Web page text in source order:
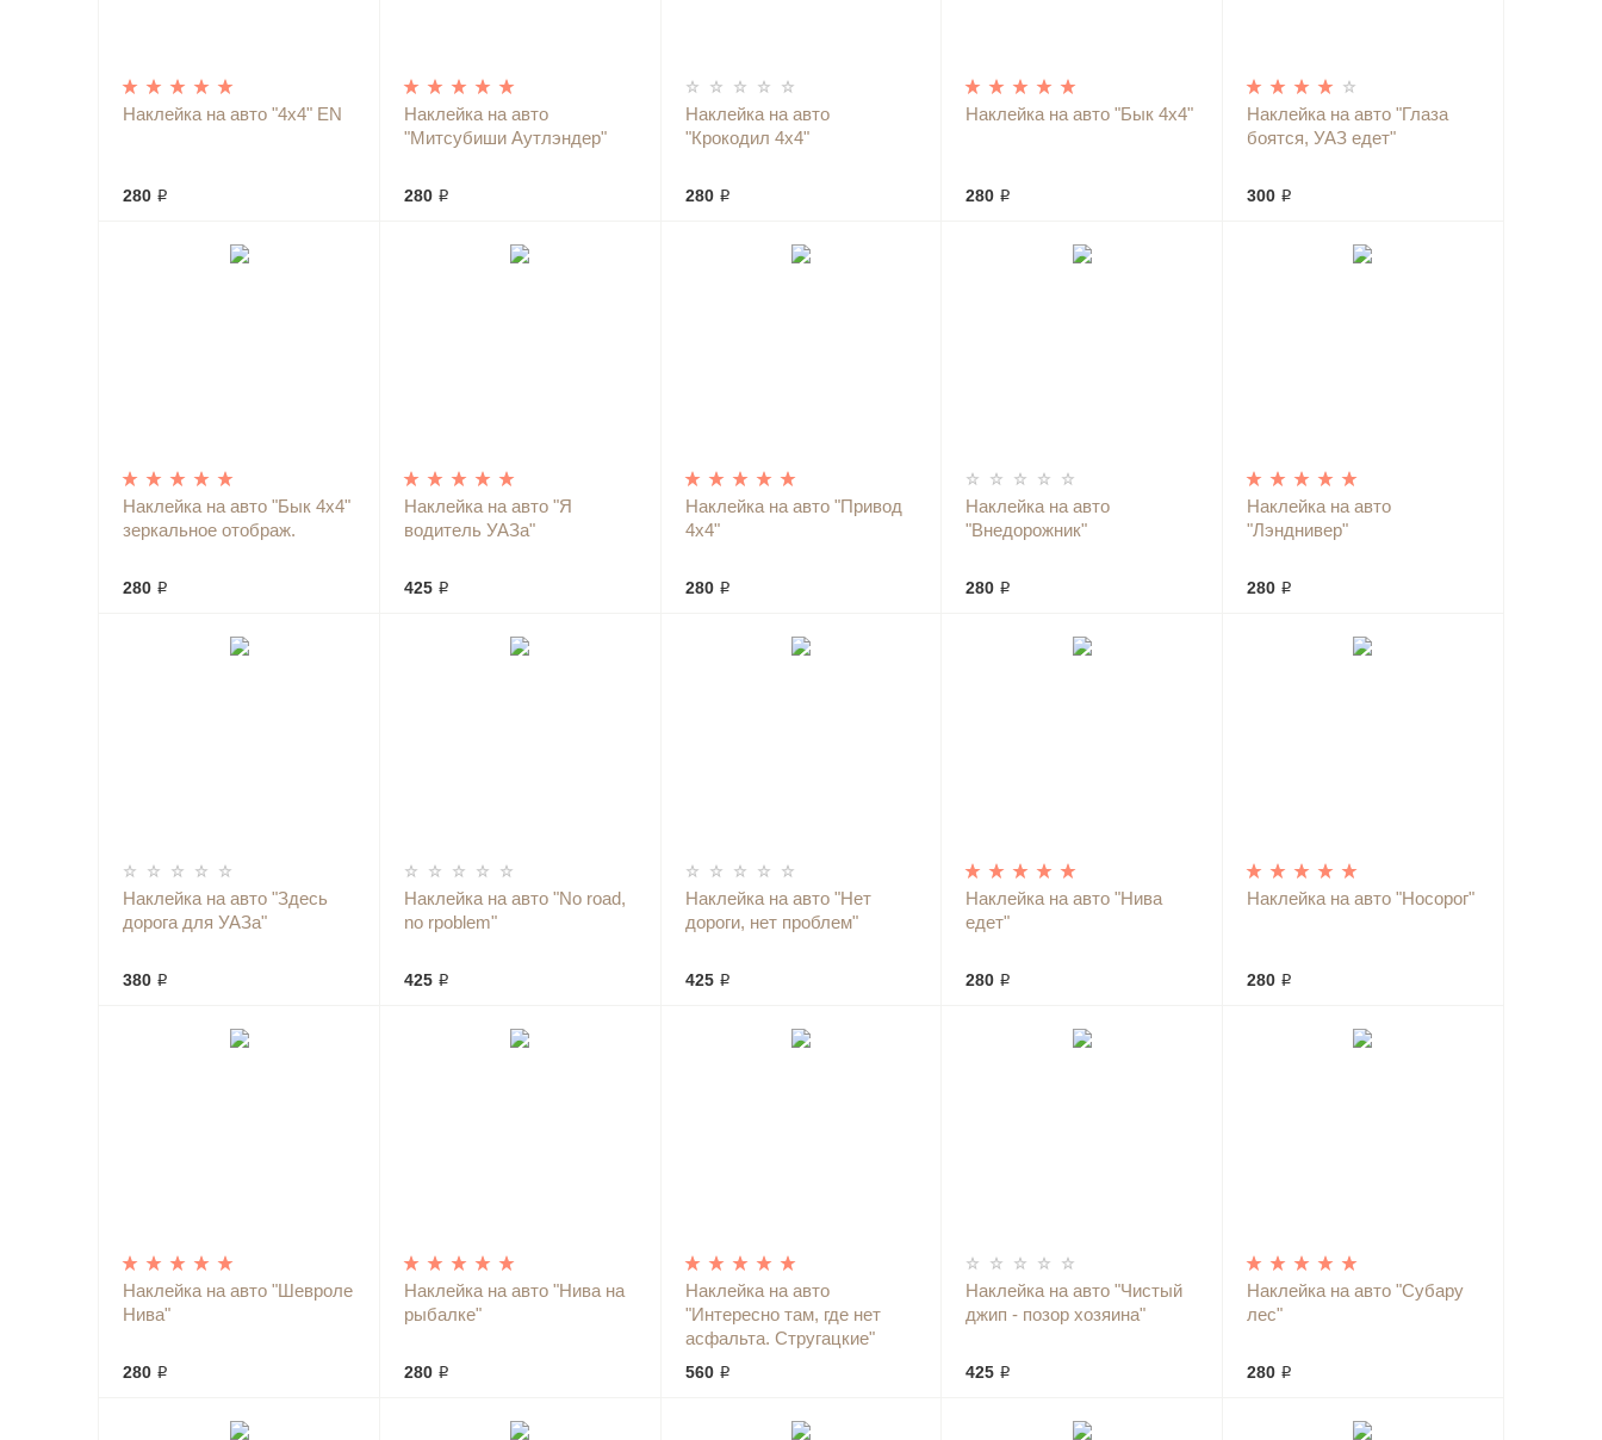
Наклейка на авто "4х4" EN
280 ₽
Наклейка на авто
"Митсубиши Аутлэндер"
280 ₽
Наклейка на авто
"Крокодил 4х4"
280 ₽
Наклейка на авто "Бык 4х4"
280 ₽
Наклейка на авто "Глаза
боятся, УАЗ едет"
300 ₽
Наклейка на авто "Бык 4х4"
зеркальное отображ.
280 ₽
Наклейка на авто "Я
водитель УАЗа"
425 ₽
Наклейка на авто "Привод
4х4"
280 ₽
Наклейка на авто
"Внедорожник"
280 ₽
Наклейка на авто
"Лэнднивер"
280 ₽
Наклейка на авто "Здесь
дорога для УАЗа"
380 ₽
Наклейка на авто "No road,
no rpoblem"
425 ₽
Наклейка на авто "Нет
дороги, нет проблем"
425 ₽
Наклейка на авто "Нива
едет"
280 ₽
Наклейка на авто "Носорог"
280 ₽
Наклейка на авто "Шевроле
Нива"
280 ₽
Наклейка на авто "Нива на
рыбалке"
280 ₽
Наклейка на авто
"Интересно там, где нет
асфальта. Стругацкие"
560 ₽
Наклейка на авто "Чистый
джип - позор хозяина"
425 ₽
Наклейка на авто "Субару
лес"
280 ₽